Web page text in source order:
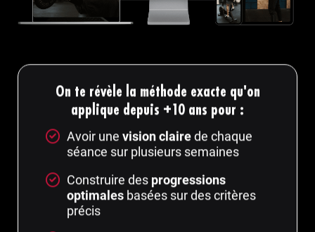
On te révèle la méthode exacte qu'on
applique depuis +10 ans pour :
Avoir une vision clairede chaque
séance sur plusieurs semaines
Construire des progressions
optimales basées sur des critères
précis